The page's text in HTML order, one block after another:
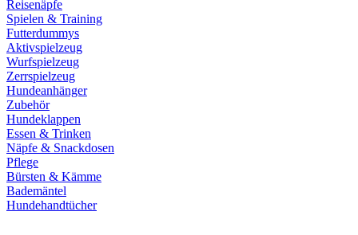
Reisenäpfe
Spielen & Training
Futterdummys
Aktivspielzeug
Wurfspielzeug
Zerrspielzeug
Hundeanhänger
Zubehör
Hundeklappen
Essen & Trinken
Näpfe & Snackdosen
Pflege
Bürsten & Kämme
Bademäntel
Hundehandtücher